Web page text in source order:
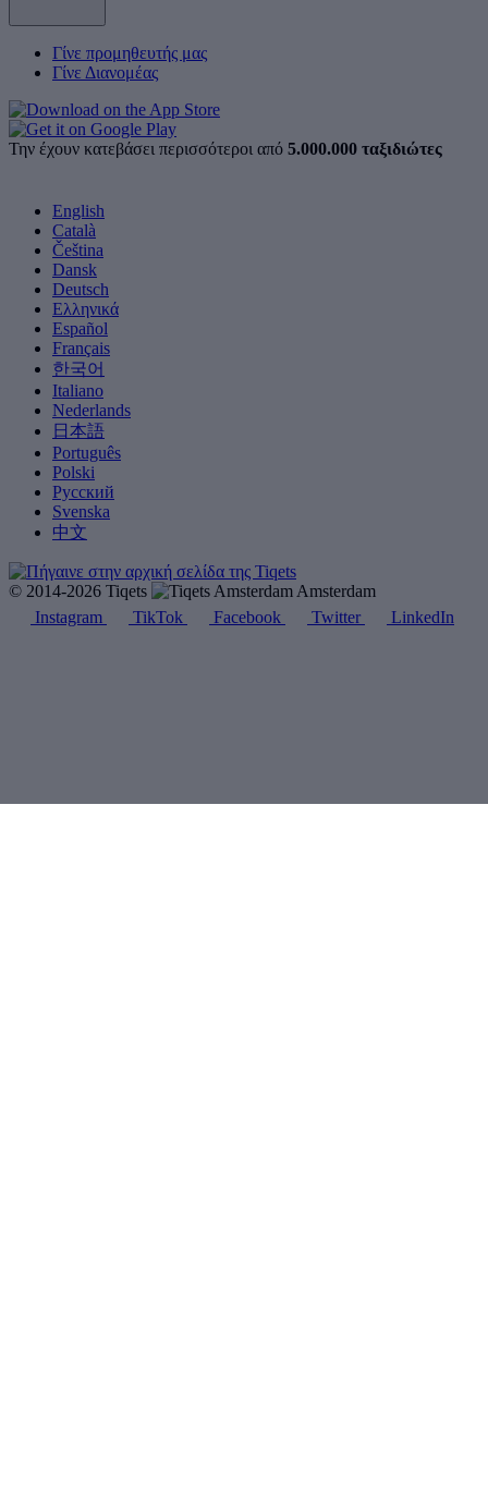
Γίνε προμηθευτής μας
Γίνε Διανομέας
Την έχουν κατεβάσει περισσότεροι από 5.000.000 ταξιδιώτες
English
Català
Čeština
Dansk
Deutsch
Ελληνικά
Español
Français
한국어
Italiano
Nederlands
日本語
Português
Polski
Русский
Svenska
中文
© 2014-2026 Tiqets
Amsterdam
Instagram
TikTok Facebook Twitter LinkedIn